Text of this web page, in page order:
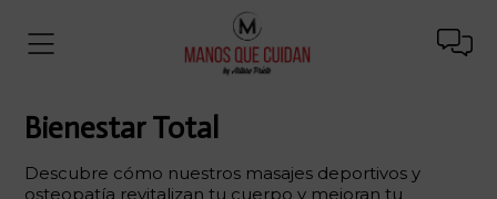
Bienestar Total
Descubre cómo nuestros masajes deportivos y
osteopatía revitalizan tu cuerpo y mejoran tu